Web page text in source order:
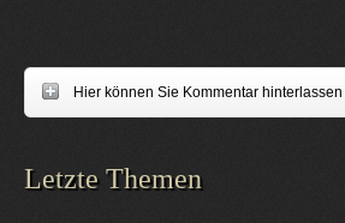
Hier können Sie Kommentar hinterlassen
Letzte Themen